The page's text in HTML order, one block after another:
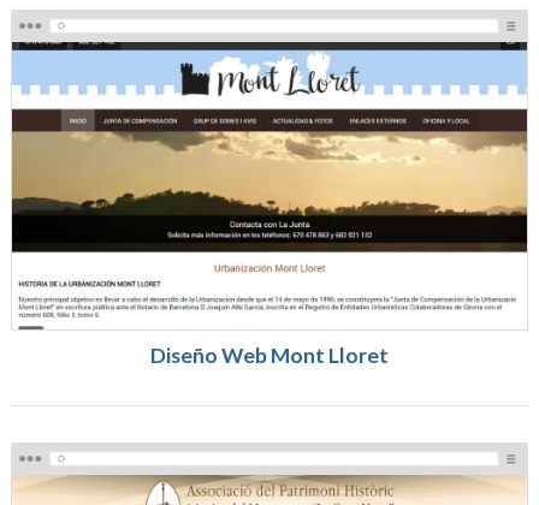
Diseño Web Mont Lloret